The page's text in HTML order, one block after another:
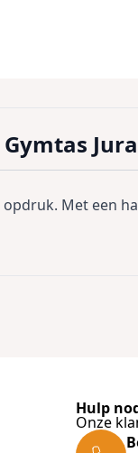
Gymtas
Met een
Hulp
Onze